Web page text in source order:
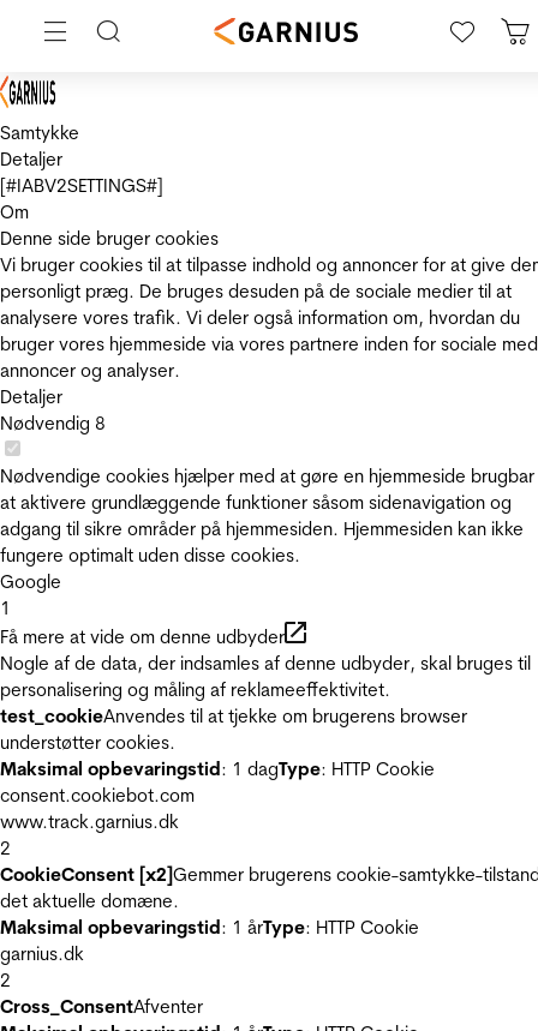
Samtykke
Detaljer
[#IABV2SETTINGS#]
Om
Denne side bruger cookies
Vi bruger cookies til at tilpasse indhold og annoncer for at give
personligt præg. De bruges desuden på de sociale medier til at
analysere vores trafik. Vi deler også information om, hvordan du
bruger vores hjemmeside via vores partnere inden for sociale
annoncer og analyser.
Detaljer
Nødvendig 8
Nødvendige cookies hjælper med at gøre en hjemmeside
at aktivere grundlæggende funktioner såsom sidenavigation og
adgang til sikre områder på hjemmesiden. Hjemmesiden kan ikke
fungere optimalt uden disse cookies.
Google
1
Få mere at vide om denne udbyder
Nogle af de data, der indsamles af denne udbyder, skal bruges til
personalisering og måling af reklameeffektivitet.
test_cookieAnvendes til at tjekke om brugerens browser
understøtter cookies.
Maksimal opbevaringstid: 1 dagType: HTTP Cookie
consent.cookiebot.com
www.track.garnius.dk
2
CookieConsent [x2]Gemmer brugerens cookie-samtykke-
det aktuelle domæne.
Maksimal opbevaringstid: 1 årType: HTTP Cookie
garnius.dk
2
Cross_ConsentAfventer